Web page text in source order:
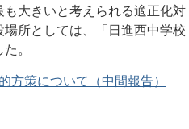
大きいと考えられる適正化対
所としては、「日進西中学校
。
方策について（中間報告）